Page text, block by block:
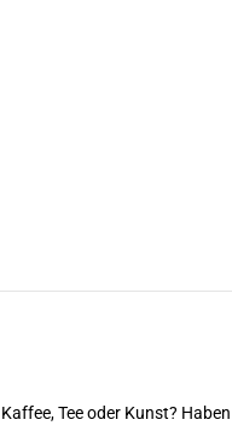
Kaffee, Tee oder Kunst?